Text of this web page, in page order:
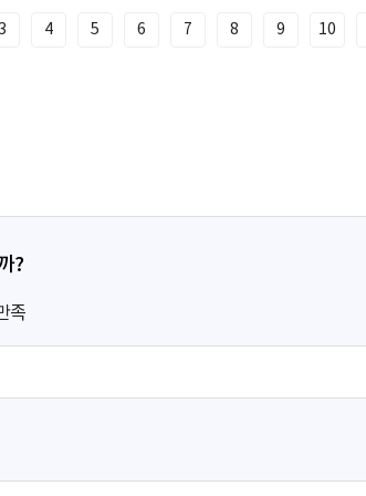
4 5 6 7 8 9 10
?
족